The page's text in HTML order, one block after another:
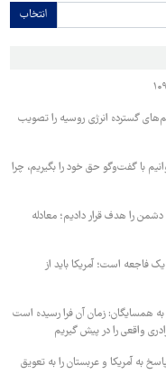
انتخاب
گسترده انرژی روسیه را تصویب
با گفت‌وگو حق خود را بگیریم، چرا
را هدف قرار دادیم؛ معادله
فاجعه است؛ آمریکا باید از
همسایگان: زمان آن فرا رسیده است
واقعی را در پیش گیریم
به آمریکا و عربستان را به تعویق